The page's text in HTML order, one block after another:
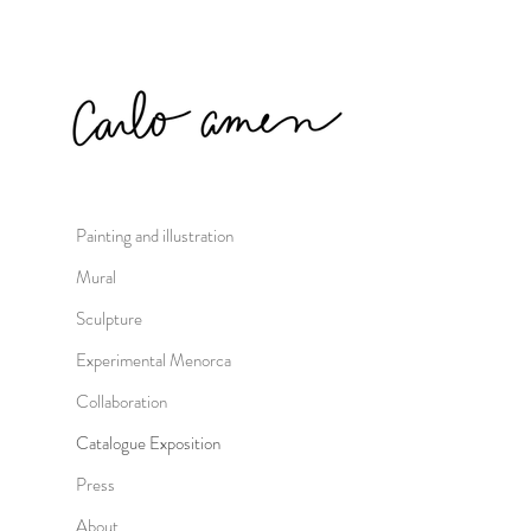
Painting and illustration
Mural
Sculpture
Experimental Menorca
Collaboration
Catalogue Exposition
Press